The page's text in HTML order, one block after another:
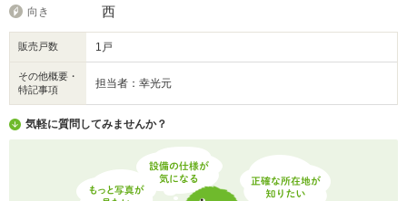
向き 西
販売戸数 1戸
その他概要・
特記事項
担当者：幸光元
気軽に質問してみませんか？